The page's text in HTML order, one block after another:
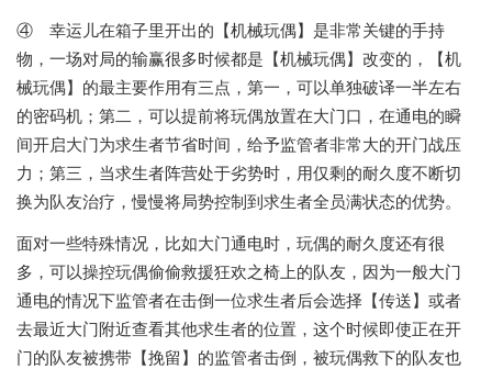
④ 幸运儿在箱子里开出的【机械玩偶】是非常关键的手持
物，一场对局的输赢很多时候都是【机械玩偶】改变的，【机
械玩偶】的最主要作用有三点，第一，可以单独破译一半左右
的密码机；第二，可以提前将玩偶放置在大门口，在通电的瞬
间开启大门为求生者节省时间，给予监管者非常大的开门战压
力；第三，当求生者阵营处于劣势时，用仅剩的耐久度不断切
换为队友治疗，慢慢将局势控制到求生者全员满状态的优势。
面对一些特殊情况，比如大门通电时，玩偶的耐久度还有很
多，可以操控玩偶偷偷救援狂欢之椅上的队友，因为一般大门
通电的情况下监管者在击倒一位求生者后会选择【传送】或者
去最近大门附近查看其他求生者的位置，这个时候即使正在开
门的队友被携带【挽留】的监管者击倒，被玩偶救下的队友也